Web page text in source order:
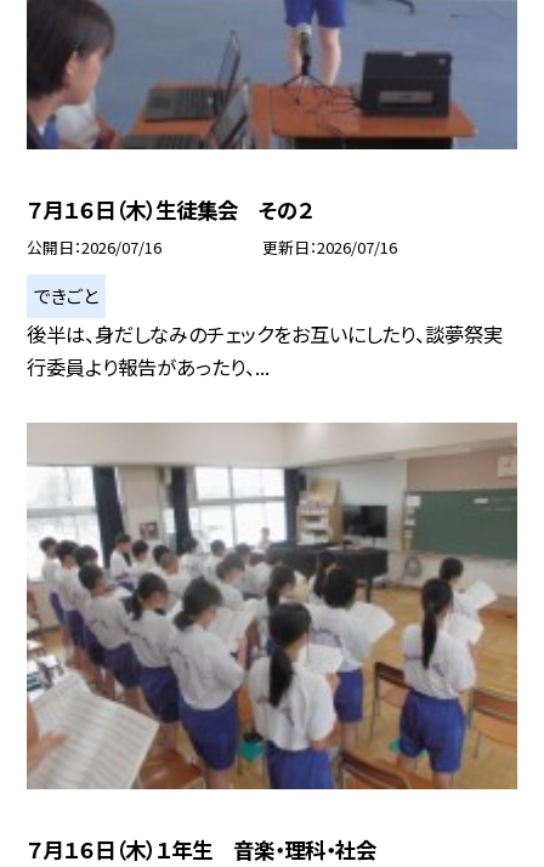
７月１６日（木）生徒集会 その２
公開日 2026/07/16 更新日 2026/07/16
できごと
後半は、身だしなみのチェックをお互いにしたり、談夢祭実
行委員より報告があったり、...
７月１６日（木）１年生 音楽・理科・社会